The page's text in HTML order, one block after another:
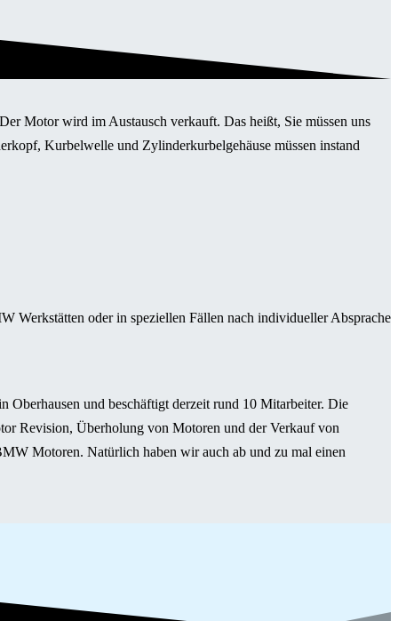
Motor wird im Austausch verkauft. Das heißt, Sie müssen uns
Kurbelwelle und Zylinderkurbelgehäuse müssen instand
Werkstätten oder in speziellen Fällen nach individueller Absprache
und beschäftigt derzeit rund 10 Mitarbeiter. Die
Revision, Überholung von Motoren und der Verkauf von
Motoren. Natürlich haben wir auch ab und zu mal einen